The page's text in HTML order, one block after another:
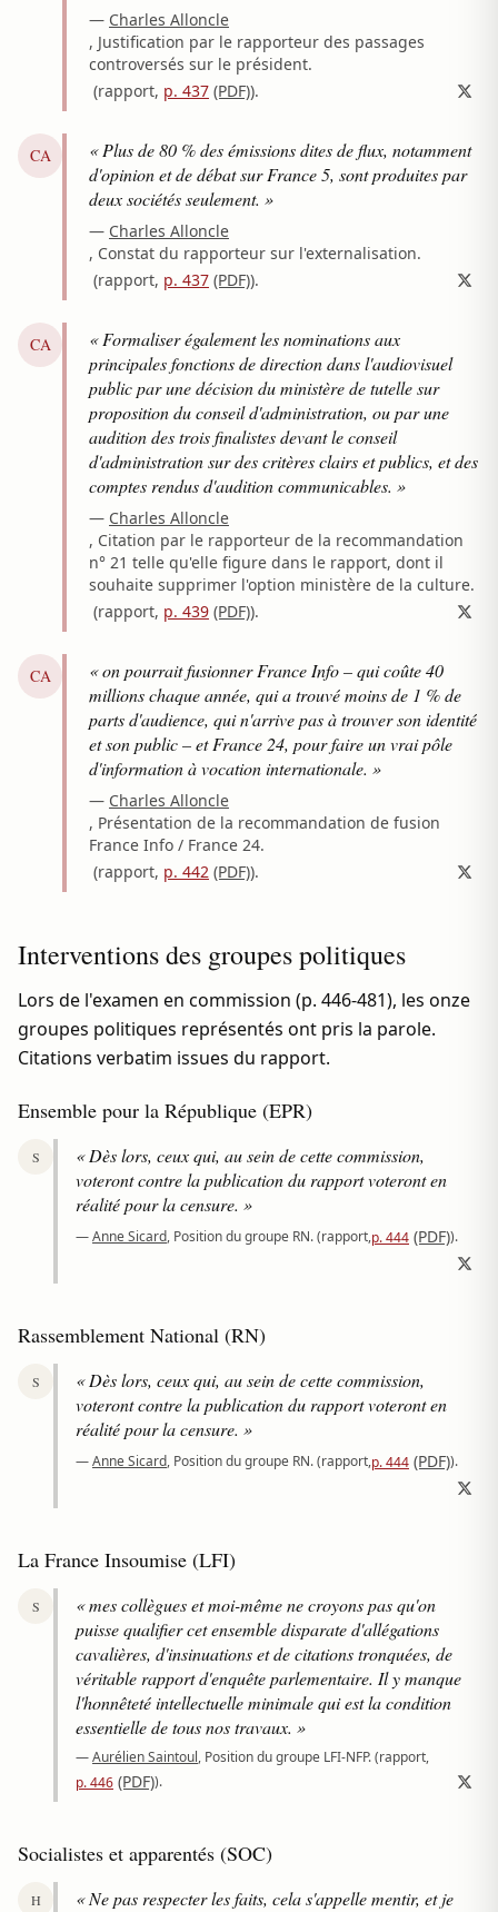
— Charles Alloncle
, Justification par le rapporteur des passages
controversés sur le président.
(rapport, p. 437 (PDF)).
CA
« Plus de 80 % des émissions dites de flux, notamment
d'opinion et de débat sur France 5, sont produites par
deux sociétés seulement. »
— Charles Alloncle
, Constat du rapporteur sur l'externalisation.
(rapport, p. 437 (PDF)).
CA
« Formaliser également les nominations aux
principales fonctions de direction dans l'audiovisuel
public par une décision du ministère de tutelle sur
proposition du conseil d'administration, ou par une
audition des trois finalistes devant le conseil
d'administration sur des critères clairs et publics, et des
comptes rendus d'audition communicables. »
— Charles Alloncle
, Citation par le rapporteur de la recommandation
n° 21 telle qu'elle figure dans le rapport, dont il
souhaite supprimer l'option ministère de la culture.
(rapport, p. 439 (PDF)).
CA
« on pourrait fusionner France Info – qui coûte 40
millions chaque année, qui a trouvé moins de 1 % de
parts d'audience, qui n'arrive pas à trouver son identité
et son public – et France 24, pour faire un vrai pôle
d'information à vocation internationale. »
— Charles Alloncle
, Présentation de la recommandation de fusion
France Info / France 24.
(rapport, p. 442 (PDF)).
Interventions des groupes politiques
Lors de l'examen en commission (p. 446-481), les onze
groupes politiques représentés ont pris la parole.
Citations verbatim issues du rapport.
Ensemble pour la République (EPR)
S
« Dès lors, ceux qui, au sein de cette commission,
voteront contre la publication du rapport voteront en
réalité pour la censure. »
—Anne Sicard, Position du groupe RN.(rapport,p. 444 (PDF)).
Rassemblement National (RN)
S
« Dès lors, ceux qui, au sein de cette commission,
voteront contre la publication du rapport voteront en
réalité pour la censure. »
—Anne Sicard, Position du groupe RN.(rapport,p. 444 (PDF)).
La France Insoumise (LFI)
S
« mes collègues et moi-même ne croyons pas qu'on
puisse qualifier cet ensemble disparate d'allégations
cavalières, d'insinuations et de citations tronquées, de
véritable rapport d'enquête parlementaire. Il y manque
l'honnêteté intellectuelle minimale qui est la condition
essentielle de tous nos travaux. »
—Aurélien Saintoul, Position du groupe LFI-NFP.(rapport,
p. 446 (PDF)).
Socialistes et apparentés (SOC)
H
« Ne pas respecter les faits, cela s'appelle mentir, et je